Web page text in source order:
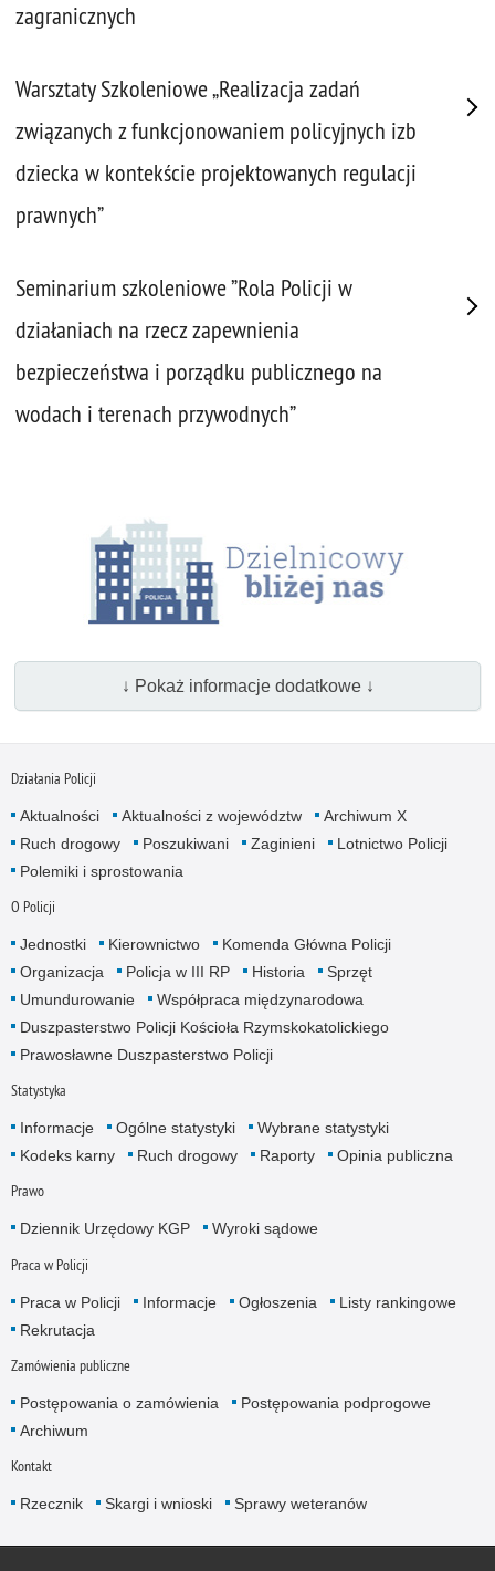
zagranicznych
Warsztaty Szkoleniowe „Realizacja zadań
związanych z funkcjonowaniem policyjnych izb
dziecka w kontekście projektowanych regulacji
prawnych”
Seminarium szkoleniowe ”Rola Policji w
działaniach na rzecz zapewnienia
bezpieczeństwa i porządku publicznego na
wodach i terenach przywodnych”
↓ Pokaż informacje dodatkowe ↓
Działania Policji
Aktualności Aktualności z województw
Archiwum X
Ruch drogowy
Poszukiwani Zaginieni
Lotnictwo Policji
Polemiki i sprostowania
O Policji
Jednostki Kierownictwo
Komenda Główna Policji
Organizacja
Policja w III RP Historia
Sprzęt
Umundurowanie
Współpraca międzynarodowa
Duszpasterstwo Policji Kościoła Rzymskokatolickiego
Prawosławne Duszpasterstwo Policji
Statystyka
Informacje Ogólne statystyki
Wybrane statystyki
Kodeks karny
Ruch drogowy Raporty Opinia publiczna
Prawo
Dziennik Urzędowy KGP Wyroki sądowe
Praca w Policji
Praca w Policji Informacje Ogłoszenia
Listy rankingowe
Rekrutacja
Zamówienia publiczne
Postępowania o zamówienia
Postępowania podprogowe
Archiwum
Kontakt
Rzecznik Skargi i wnioski Sprawy weteranów